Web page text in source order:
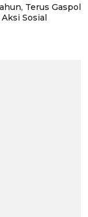
Terus Gaspol
Sosial